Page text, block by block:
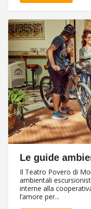
Le guide
Il Teatro Povero di
ambientali
interne alla
l’amore per...